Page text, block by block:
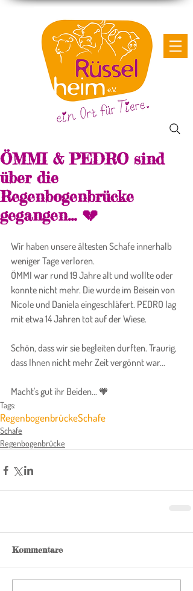
ÖMMI & PEDRO sind
über die
Regenbogenbrücke
gegangen... 💔
Wir haben unsere ältesten Schafe innerhalb
weniger Tage verloren.
ÖMMI war rund 19 Jahre alt und wollte oder
konnte nicht mehr. Die wurde im Beisein von
Nicole und Daniela eingeschläfert. PEDRO lag
mit etwa 14 Jahren tot auf der Wiese.
Schön, dass wir sie begleiten durften. Traurig,
dass Ihnen nicht mehr Zeit vergönnt war...
Macht's gut ihr Beiden... 🧡
Tags:
RegenbogenbrückeSchafe
Schafe
Regenbogenbrücke
Kommentare